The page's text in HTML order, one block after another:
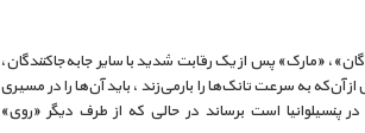
«مارک» پس از یک رقابت شدید با سایر جابه‌جا‌کنندگان،
به سرعت تانک‌ها را بارمی‌زند ، باید آن‌ها را در مسیری
است برساند در حالی که از طرف دیگر «روی»